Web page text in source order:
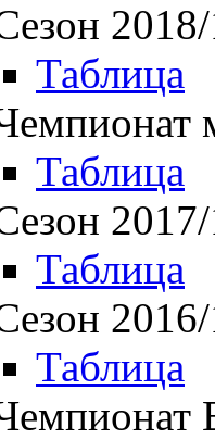
Таблица
Таблица
Таблица
Таблица